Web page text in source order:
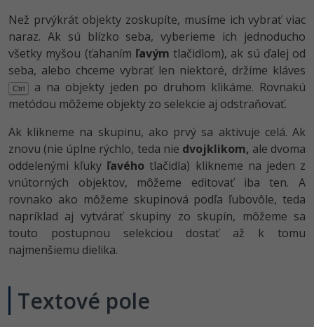
Než prvýkrát objekty zoskupíte, musíme ich vybrať viac
naraz. Ak sú blízko seba, vyberieme ich jednoducho
všetky myšou (ťahaním ľavým tlačidlom), ak sú ďalej od
seba, alebo chceme vybrať len niektoré, držíme kláves
Ctrl
a na objekty jeden po druhom klikáme. Rovnakú
metódou môžeme objekty zo selekcie aj odstraňovať.
Ak klikneme na skupinu, ako prvý sa aktivuje celá. Ak
znovu (nie úplne rýchlo, teda nie dvojklikom, ale dvoma
oddelenými kľuky ľavého tlačidla) klikneme na jeden z
vnútorných objektov, môžeme editovať iba ten. A
rovnako ako môžeme skupinová podľa ľubovôle, teda
napríklad aj vytvárať skupiny zo skupín, môžeme sa
touto postupnou selekciou dostať až k tomu
najmenšiemu dielika.
Textové pole